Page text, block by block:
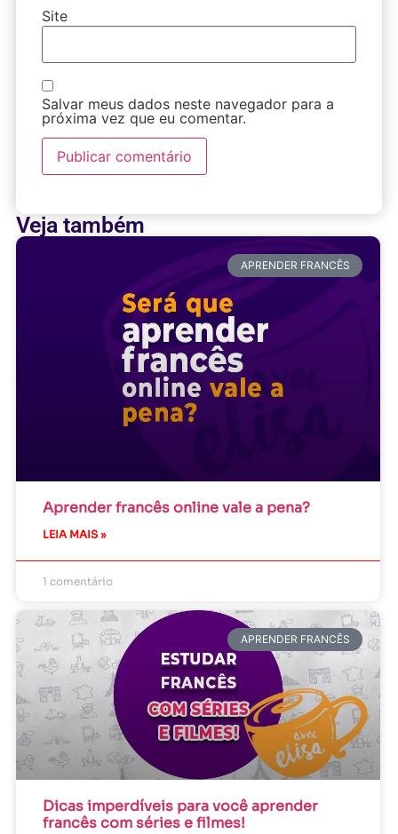
Site
Salvar meus dados neste navegador para a
próxima vez que eu comentar.
Veja também
APRENDER FRANCÊS
Aprender francês online vale a pena?
LEIA MAIS »
1 comentário
APRENDER FRANCÊS
Dicas imperdíveis para você aprender
francês com séries e filmes!